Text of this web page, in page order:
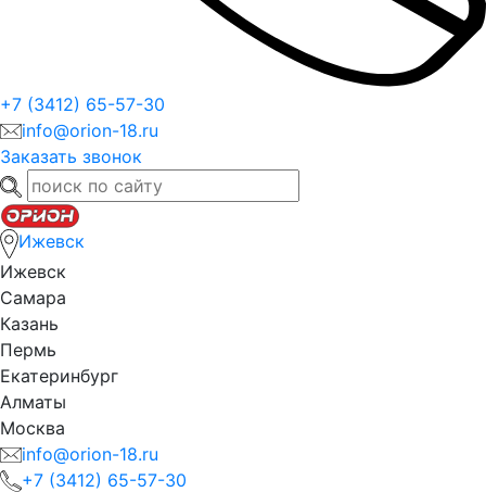
+7 (3412) 65-57-30
info@orion-18.ru
Заказать звонок
Ижевск
Ижевск
Самара
Казань
Пермь
Екатеринбург
Алматы
Москва
info@orion-18.ru
+7 (3412) 65-57-30